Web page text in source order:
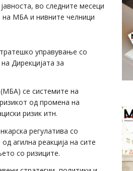
во следните месеци
на МБА и нивните челници
управување со
Дирекцијата за
се системите на
од промена на
ризик итн.
регулатива со
агилна реакција на сите
со ризиците.